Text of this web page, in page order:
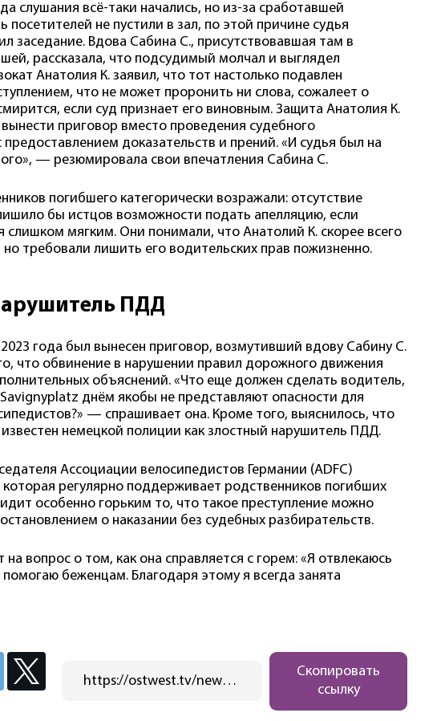
слушания всё-таки начались, но из-за сработавшей
посетителей не пустили в зал, по этой причине судья
заседание. Вдова Сабина С., присутствовавшая там в
рассказала, что подсудимый молчал и выглядел
Анатолия К. заявил, что тот настолько подавлен
что не может проронить ни слова, сожалеет о
если суд признает его виновным. Защита Анатолия К.
приговор вместо проведения судебного
предоставлением доказательств и прений. «И судья был на
— резюмировала свои впечатления Сабина С.
погибшего категорически возражали: отсутствие
бы истцов возможности подать апелляцию, если
слишком мягким. Они понимали, что Анатолий К. скорее всего
требовали лишить его водительских прав пожизненно.
ПДД
2023 года был вынесен приговор, возмутивший вдову Сабину С.
что обвинение в нарушении правил дорожного движения
объяснений. «Что еще должен сделать водитель,
днём якобы не представляют опасности для
— спрашивает она. Кроме того, выяснилось, что
немецкой полиции как злостный нарушитель ПДД.
Ассоциации велосипедистов Германии (ADFC)
которая регулярно поддерживает родственников погибших
особенно горьким то, что такое преступление можно
о наказании без судебных разбирательств.
на вопрос о том, как она справляется с горем: «Я отвлекаюсь
беженцам. Благодаря этому я всегда занята
https://ostwest.tv/news/sbit-nasmert-velosipedista-i-izbezhat-nakazaniya/
Скопировать
ссылку